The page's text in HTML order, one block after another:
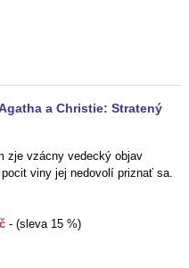
a Christie: Stratený
zje vzácny vedecký objav
viny jej nedovolí priznať sa.
- (sleva 15 %)